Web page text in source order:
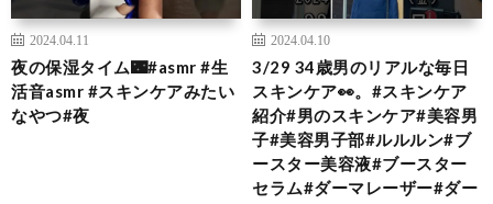
2024.04.11
夜の保湿タイム🌃#asmr #生
活音asmr #スキンケアみたい
なやつ#夜
2024.04.10
3/29 34歳男のリアルな毎日
スキンケア👀。#スキンケア
紹介#男のスキンケア#美容男
子#美容男子部#ルルルン#ブ
ースター美容液#ブースター
セラム#ダーマレーザー#ダー